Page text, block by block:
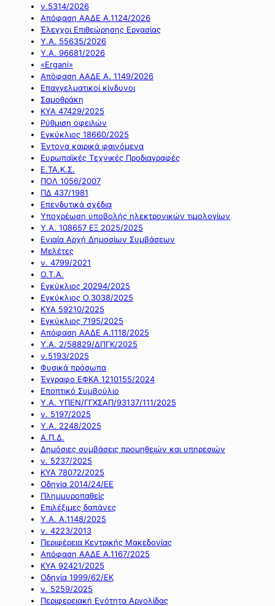
ν.5314/2026
Απόφαση ΑΑΔΕ Α.1124/2026
Έλεγχοι Επιθεώρησης Εργασίας
Υ.Α. 55635/2026
Υ.Α. 96681/2026
«Ergani»
Απόφαση ΑΑΔΕ Α. 1149/2026
Επαγγελματικοί κίνδυνοι
Σαμοθράκη
ΚΥΑ 47429/2025
Ρύθμιση οφειλών
Εγκύκλιος 18660/2025
Έντονα καιρικά φαινόμενα
Ευρωπαϊκές Τεχνικές Προδιαγραφές
Ε.ΤΑ.Κ.Σ.
ΠΟΛ 1056/2007
ΠΔ 437/1981
Επενδυτικά σχέδια
Υποχρέωση υποβολής ηλεκτρονικών τιμολογίων
Υ.Α. 108657 ΕΞ 2025/2025
Ενιαία Αρχή Δημοσίων Συμβάσεων
Μελέτες
ν. 4799/2021
Ο.Τ.Α.
Εγκύκλιος 20294/2025
Εγκύκλιος Ο.3038/2025
ΚΥΑ 59210/2025
Εγκύκλιος 7195/2025
Απόφαση ΑΑΔΕ Α.1118/2025
Υ.Α. 2/58829/ΔΠΓΚ/2025
ν.5193/2025
Φυσικά πρόσωπα
Έγγραφο ΕΦΚΑ 1210155/2024
Εποπτικό Συμβούλιο
Υ.Α. ΥΠΕΝ/ΓΓΧΣΑΠ/93137/111/2025
ν. 5197/2025
Υ.Α. 2248/2025
Α.Π.Δ.
Δημόσιες συμβάσεις προμηθειών και υπηρεσιών
ν. 5237/2025
ΚΥΑ 78072/2025
Οδηγία 2014/24/ΕΕ
Πλημμυροπαθείς
Επιλέξιμες δαπάνες
Υ.Α. Α.1148/2025
ν. 4223/2013
Περιφέρεια Κεντρικής Μακεδονίας
Απόφαση ΑΑΔΕ Α.1167/2025
ΚΥΑ 92421/2025
Οδηγία 1999/62/ΕΚ
ν. 5259/2025
Περιφερειακή Ενότητα Αργολίδας